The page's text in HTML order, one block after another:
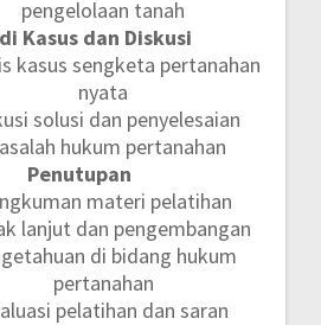
pengelolaan tanah
Kasus dan Diskusi
kasus sengketa pertanahan
nyata
solusi dan penyelesaian
hukum pertanahan
Penutupan
materi pelatihan
lanjut dan pengembangan
di bidang hukum
pertanahan
pelatihan dan saran